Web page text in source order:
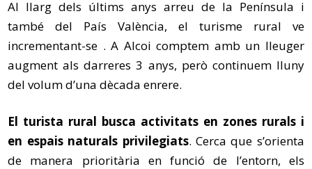
Al llarg dels últims anys arreu de la Península i
també del País València, el turisme rural ve
incrementant-se . A Alcoi comptem amb un lleuger
augment als darreres 3 anys, però continuem lluny
del volum d’una dècada enrere.
El turista rural busca activitats en zones rurals i
en espais naturals privilegiats. Cerca que s’orienta
de manera prioritària en funció de l’entorn, els